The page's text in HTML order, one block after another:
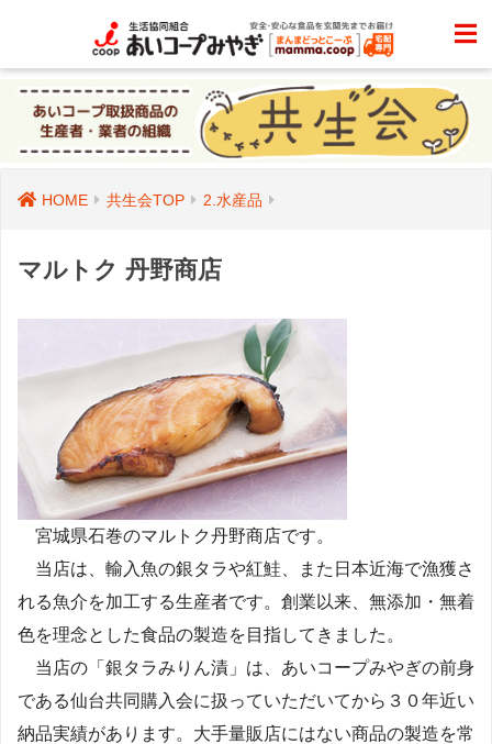
HOME 共生会TOP 2.水産品
マルトク 丹野商店
宮城県石巻のマルトク丹野商店です。
当店は、輸入魚の銀タラや紅鮭、また日本近海で漁獲さ
れる魚介を加工する生産者です。創業以来、無添加・無着
色を理念とした食品の製造を目指してきました。
当店の「銀タラみりん漬」は、あいコープみやぎの前身
である仙台共同購入会に扱っていただいてから３０年近い
納品実績があります。大手量販店にはない商品の製造を常